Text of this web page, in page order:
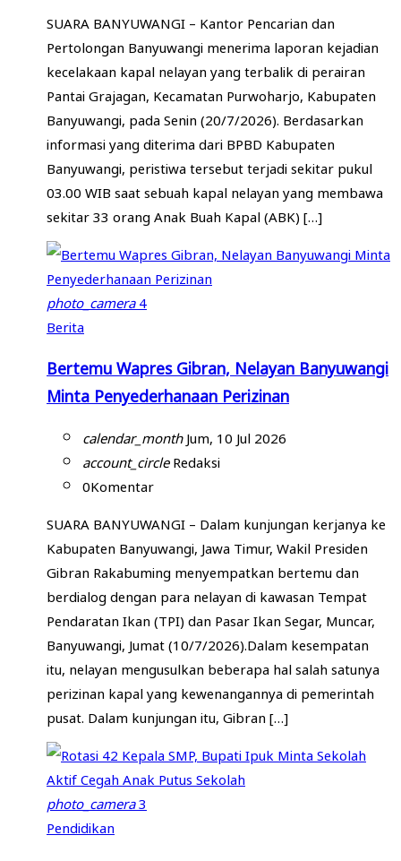
SUARA BANYUWANGI – Kantor Pencarian dan
Pertolongan Banyuwangi menerima laporan kejadian
kecelakaan kapal nelayan yang terbalik di perairan
Pantai Grajagan, Kecamatan Purwoharjo, Kabupaten
Banyuwangi, pada Senin (20/7/2026). Berdasarkan
informasi yang diterima dari BPBD Kabupaten
Banyuwangi, peristiwa tersebut terjadi sekitar pukul
03.00 WIB saat sebuah kapal nelayan yang membawa
sekitar 33 orang Anak Buah Kapal (ABK) […]
photo_camera4
Berita
Bertemu Wapres Gibran, Nelayan Banyuwangi
Minta Penyederhanaan Perizinan
calendar_monthJum, 10 Jul 2026
account_circleRedaksi
0Komentar
SUARA BANYUWANGI – Dalam kunjungan kerjanya ke
Kabupaten Banyuwangi, Jawa Timur, Wakil Presiden
Gibran Rakabuming menyempatkan bertemu dan
berdialog dengan para nelayan di kawasan Tempat
Pendaratan Ikan (TPI) dan Pasar Ikan Segar, Muncar,
Banyuwangi, Jumat (10/7/2026).Dalam kesempatan
itu, nelayan mengusulkan beberapa hal salah satunya
perizinan kapal yang kewenangannya di pemerintah
pusat. Dalam kunjungan itu, Gibran […]
photo_camera3
Pendidikan